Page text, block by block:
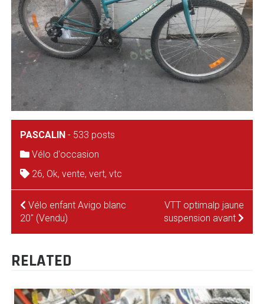
PASCALIN- 533 posts
Vélo d'occasion
26, Ok, vente, vert, vtc
NAVIGATION
DE
L’ARTICLE
Vélo enfant Avigo blanc
20″ (Vendu)
VTT optimalp jaune
suspension avant
RELATED